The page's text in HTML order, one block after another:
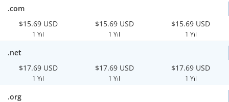
.com
$15.69 USD
1 Yıl
$15.69 USD
1 Yıl
$15.69 USD
1 Yıl
.net
$17.69 USD
1 Yıl
$17.69 USD
1 Yıl
$17.69 USD
1 Yıl
.org